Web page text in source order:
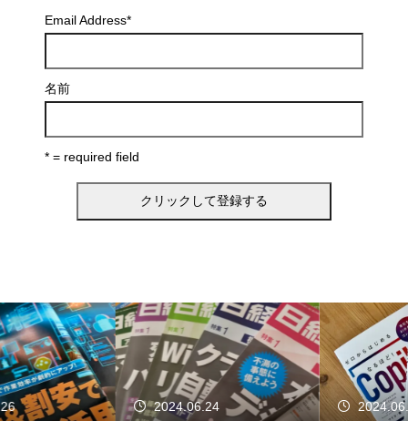
Email Address*
名前
* = required field
2024.06.24 2024.06.12